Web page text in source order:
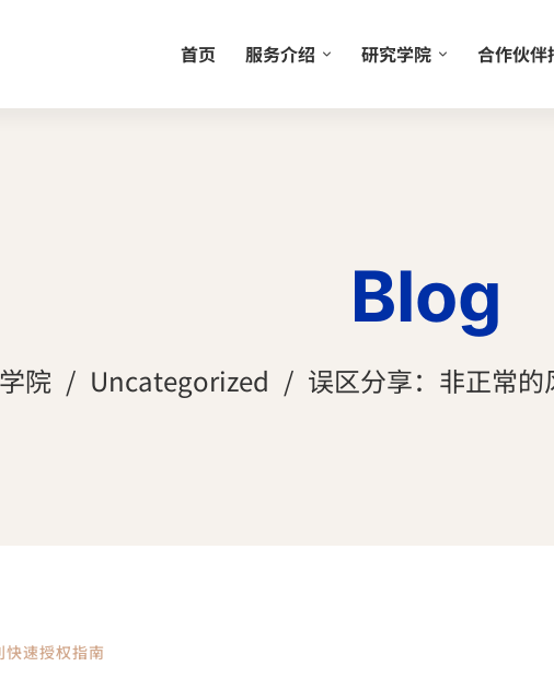
首页 服务介绍 研究学院 合作伙伴
Blog
院 Uncategorized 误区分享：非正常
快速授权指南